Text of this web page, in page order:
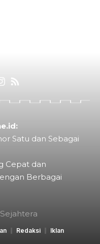
Satu dan Sebagai
Cepat dan
Berbagai
Redaksi Iklan